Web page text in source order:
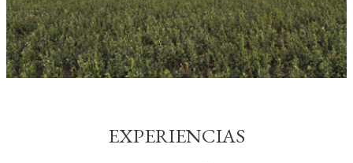
EXPERIENCIAS